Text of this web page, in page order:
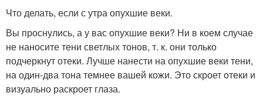
Что делать, если с утра опухшие веки.
Вы проснулись, а у вас опухшие веки? Ни в коем случае
не наносите тени светлых тонов, т. к. они только
подчеркнут отеки. Лучше нанести на опухшие веки тени,
на один-два тона темнее вашей кожи. Это скроет отеки и
визуально раскроет глаза.